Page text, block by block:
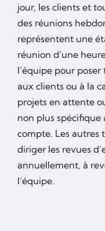
jour, les clients et
des réunions
représentent une
réunion d’une
l’équipe pour
aux clients ou à la
projets en attente
non plus spécifique
compte. Les autres
diriger les revues
annuellement, à
l’équipe.